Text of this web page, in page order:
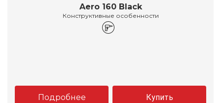
Aero 160 Black
Конструктивные особенности
Подробнее Купить